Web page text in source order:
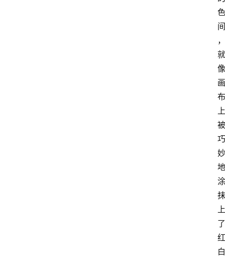
色
间
，
就
像
画
布
上
被
巧
妙
地
涂
抹
上
了
红
白